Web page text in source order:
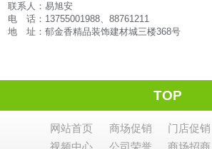
联系人：易旭安
电　话：13755001988、88761211
地　址：郁金香精品装饰建材城三楼368号
TOP
网站首页 商场促销 门店促销